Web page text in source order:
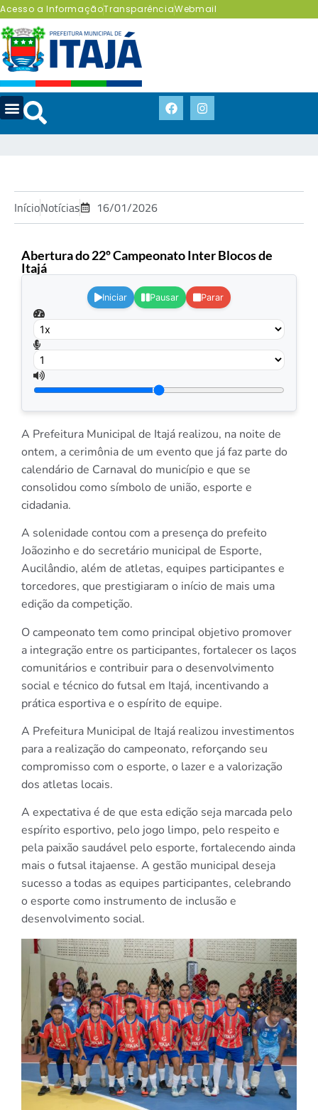
Acesso a InformaçãoTransparênciaWebmail
InícioNotícias 16/01/2026
Abertura do 22º Campeonato Inter Blocos de
Itajá
Iniciar Pausar Parar
A Prefeitura Municipal de Itajá realizou, na noite de
ontem, a cerimônia de um evento que já faz parte do
calendário de Carnaval do município e que se
consolidou como símbolo de união, esporte e
cidadania.
A solenidade contou com a presença do prefeito
Joãozinho e do secretário municipal de Esporte,
Aucilândio, além de atletas, equipes participantes e
torcedores, que prestigiaram o início de mais uma
edição da competição.
O campeonato tem como principal objetivo promover
a integração entre os participantes, fortalecer os laços
comunitários e contribuir para o desenvolvimento
social e técnico do futsal em Itajá, incentivando a
prática esportiva e o espírito de equipe.
A Prefeitura Municipal de Itajá realizou investimentos
para a realização do campeonato, reforçando seu
compromisso com o esporte, o lazer e a valorização
dos atletas locais.
A expectativa é de que esta edição seja marcada pelo
espírito esportivo, pelo jogo limpo, pelo respeito e
pela paixão saudável pelo esporte, fortalecendo ainda
mais o futsal itajaense. A gestão municipal deseja
sucesso a todas as equipes participantes, celebrando
o esporte como instrumento de inclusão e
desenvolvimento social.